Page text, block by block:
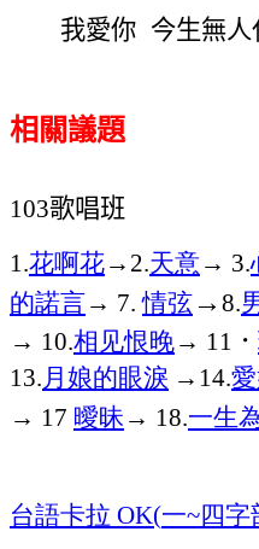
我愛你 今生無
相關議題
103歌唱班
1.花啊花→ 2.天意→ 3.
的諾言→ 7.情弦→ 8.
→ 10.相见恨晚→ 11 ．
13.月娘的眼淚 → 14.
→ 17 曖昧→ 18.一生
台語卡拉 OK(一~四字